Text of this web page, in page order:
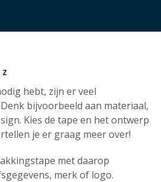
Z
hebt, zijn er veel
bijvoorbeeld aan materiaal,
Kies de tape en het ontwerp
je er graag meer over!
met daarop
merk of logo.